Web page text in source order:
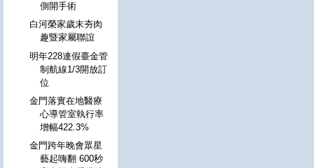
側開手術
白河榮家歲末夯肉
趣暨家屬聯誼
明年228連假臺金管
制航線1/3開放訂
位
金門落實在地醫療
心導管室執行率
增幅422.3%
金門跨年晚會眾星
藝起嗨翻 600秒